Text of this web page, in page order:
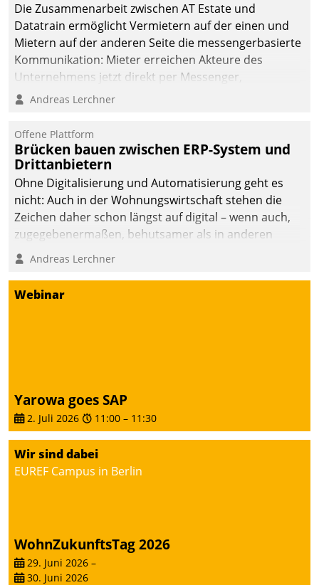
Die Zusammenarbeit zwischen AT Estate und
Datatrain ermöglicht Vermietern auf der einen und
Mietern auf der anderen Seite die messengerbasierte
Kommunikation: Mieter erreichen Akteure des
Unternehmens jetzt direkt per Messenger,
Mitarbeiter oder Dienstleister empfangen oder
Andreas Lerchner
Offene Plattform
Brücken bauen zwischen ERP-System und
Drittanbietern
Ohne Digitalisierung und Automatisierung geht es
nicht: Auch in der Wohnungswirtschaft stehen die
Zeichen daher schon längst auf digital – wenn auch,
zugegebenermaßen, behutsamer als in anderen
Branchen.
Andreas Lerchner
Webinar
Yarowa goes SAP
2. Juli 2026 11:00 – 11:30
Wir sind dabei
EUREF Campus in Berlin
WohnZukunftsTag 2026
29. Juni 2026 –
30. Juni 2026